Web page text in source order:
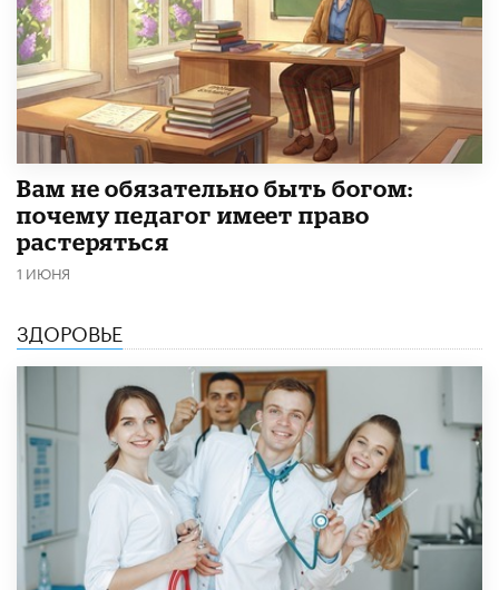
​Вам не обязательно быть богом:
почему педагог имеет право
растеряться
1 ИЮНЯ
ЗДОРОВЬЕ